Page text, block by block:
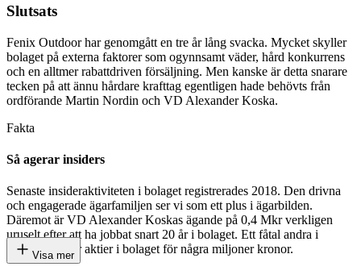
Slutsats
Fenix Outdoor har genomgått en tre år lång svacka. Mycket skyller
bolaget på externa faktorer som ogynnsamt väder, hård konkurrens
och en alltmer rabattdriven försäljning. Men kanske är detta snarare
tecken på att ännu hårdare krafttag egentligen hade behövts från
ordförande Martin Nordin och VD Alexander Koska.
Fakta
Så agerar insiders
Senaste insideraktiviteten i bolaget registrerades 2018. Den drivna
och engagerade ägarfamiljen ser vi som ett plus i ägarbilden.
Däremot är VD Alexander Koskas ägande på 0,4 Mkr verkligen
uruselt efter att ha jobbat snart 20 år i bolaget. Ett fåtal andra i
ledningen äger aktier i bolaget för några miljoner kronor.
Visa mer